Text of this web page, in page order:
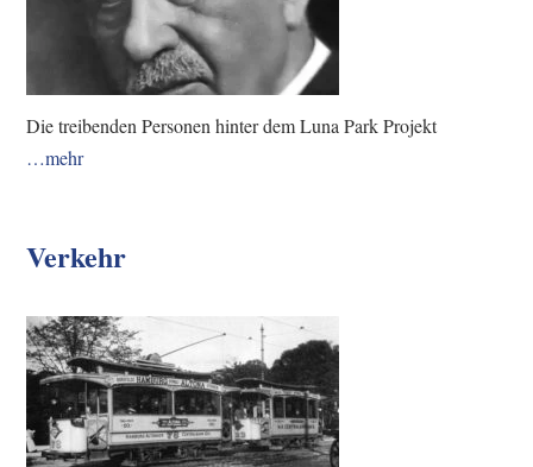
Die treibenden Personen hinter dem Luna Park Projekt
…mehr
Verkehr